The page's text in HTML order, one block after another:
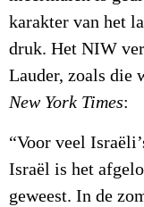
karakter van het
druk. Het NIW
Lauder, zoals die
New York Times:
“Voor veel
Israël is het
geweest. In de